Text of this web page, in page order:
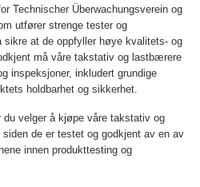
Technischer Überwachungsverein og
utfører strenge tester og
at de oppfyller høye kvalitets- og
må våre takstativ og lastbærere
inspeksjoner, inkludert grundige
holdbarhet og sikkerhet.
du velger å kjøpe våre takstativ og
de er testet og godkjent av en av
innen produkttesting og